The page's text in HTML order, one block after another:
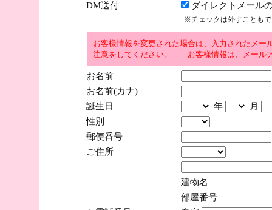
DM送付 ダイレクトメール
※チェックは外すことも
お客様情報を変更された場合は、入力されたメ
注意をしてください。 お客様情報は、メール
お名前
お名前(カナ)
誕生日
年
月
性別
郵便番号
ご住所
建物名
部屋番号